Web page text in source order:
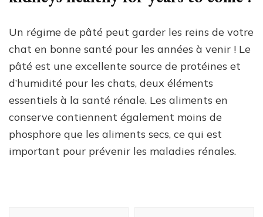
Un régime de pâté peut garder les reins de votre
chat en bonne santé pour les années à venir ! Le
pâté est une excellente source de protéines et
d’humidité pour les chats, deux éléments
essentiels à la santé rénale. Les aliments en
conserve contiennent également moins de
phosphore que les aliments secs, ce qui est
important pour prévenir les maladies rénales.